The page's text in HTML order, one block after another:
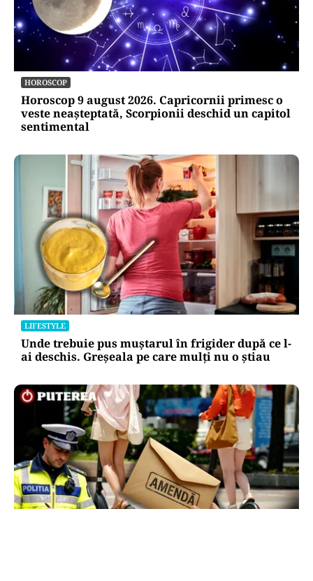
HOROSCOP
Horoscop 9 august 2026. Capricornii primesc o
veste neașteptată, Scorpionii deschid un capitol
sentimental
LIFESTYLE
Unde trebuie pus muștarul în frigider după ce l-
ai deschis. Greșeala pe care mulți nu o știau